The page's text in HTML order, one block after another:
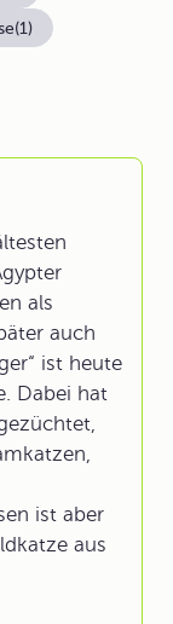
als
auch
ist heute
Dabei hat
ist aber
aus
(1)